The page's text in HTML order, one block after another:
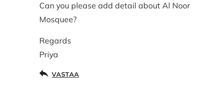
Can you please add detail about Al Noor
Mosquee?
Regards
Priya
VASTAA